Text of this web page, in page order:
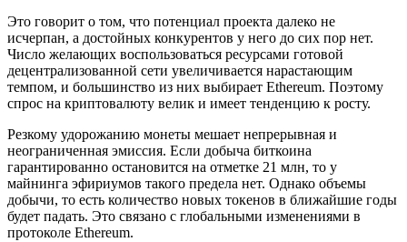
Это говорит о том, что потенциал проекта далеко не
исчерпан, а достойных конкурентов у него до сих пор нет.
Число желающих воспользоваться ресурсами готовой
децентрализованной сети увеличивается нарастающим
темпом, и большинство из них выбирает Ethereum. Поэтому
спрос на криптовалюту велик и имеет тенденцию к росту.
Резкому удорожанию монеты мешает непрерывная и
неограниченная эмиссия. Если добыча биткоина
гарантированно остановится на отметке 21 млн, то у
майнинга эфириумов такого предела нет. Однако объемы
добычи, то есть количество новых токенов в ближайшие годы
будет падать. Это связано с глобальными изменениями в
протоколе Ethereum.